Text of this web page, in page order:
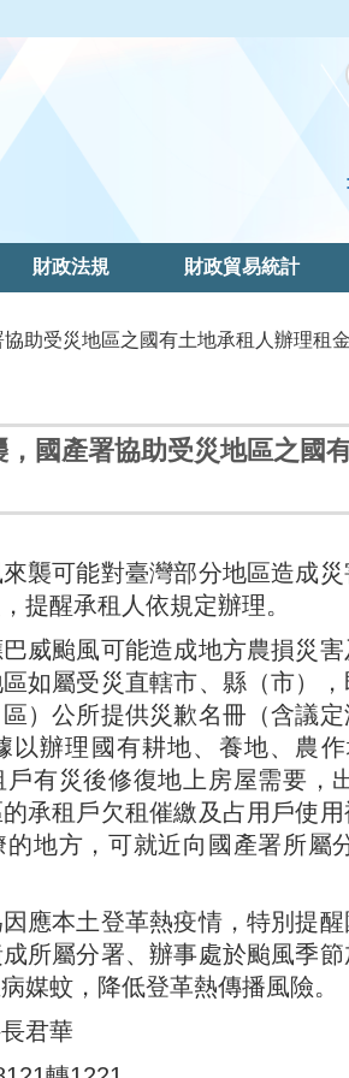
財政法規 財政貿易統計
助受災地區之國有土地承租人辦理租
，國產署協助受災地區之國
襲可能對臺灣部分地區造成
提醒承租人依規定辦理。
威颱風可能造成地方農損災
如屬受災直轄市、縣（市）
）公所提供災歉名冊（含議
以辦理國有耕地、養地、農
戶有災後修復地上房屋需要，
的承租戶欠租催繳及占用戶使
地方，可就近向國產署所屬
應本土登革熱疫情，特別提
所屬分署、辦事處於颱風季
媒蚊，降低登革熱傳播風險。
君華